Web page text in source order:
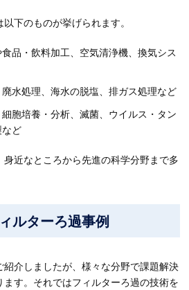
下のものが挙げられます。
品・飲料加工、空気清浄機、換気シス
水処理、海水の脱塩、排ガス処理など
胞培養・分析、滅菌、ウイルス・タン
ど
近なところから先進の科学分野まで多
ルターろ過事例
介しましたが、様々な分野で課題解決
す。それではフィルターろ過の技術を